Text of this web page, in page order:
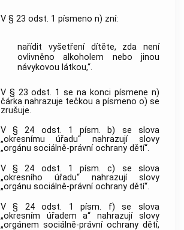
V § 23 odst. 1 písmeno n) zní:
nařídit vyšetření dítěte, zda není
ovlivněno alkoholem nebo jinou
návykovou látkou,“.
V § 23 odst. 1 se na konci písmene n)
čárka nahrazuje tečkou a písmeno o) se
zrušuje.
V § 24 odst. 1 písm. b) se slova
„okresnímu úřadu“ nahrazují slovy
„orgánu sociálně-právní ochrany dětí“.
V § 24 odst. 1 písm. c) se slova
„okresního úřadu“ nahrazují slovy
„orgánu sociálně-právní ochrany dětí“.
V § 24 odst. 1 písm. f) se slova
„okresním úřadem a“ nahrazují slovy
„orgánem sociálně-právní ochrany dětí,